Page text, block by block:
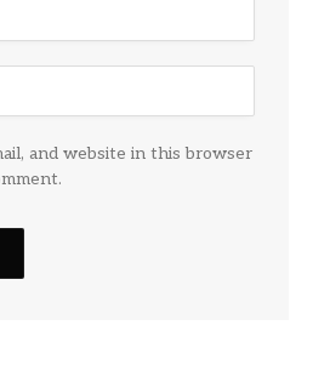
and website in this browser